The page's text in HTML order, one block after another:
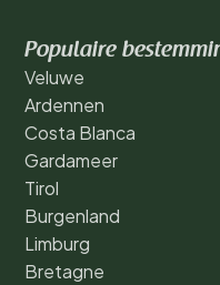
Populaire
Veluwe
Ardennen
Costa Blanca
Gardameer
Tirol
Burgenland
Limburg
Bretagne